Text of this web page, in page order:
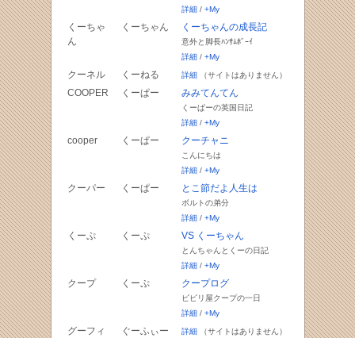
詳細/ +My
くーちゃ
ん
くーちゃん くーちゃんの成長記
意外と脚長ﾊﾝｻﾑﾎﾞｰｲ
詳細/ +My
クーネル くーねる 詳細（サイトはありません）
COOPER くーぱー みみてんてん
くーぱーの英国日記
詳細/ +My
cooper くーぱー クーチャニ
こんにちは
詳細/ +My
クーパー くーぱー とこ節だよ人生は
ボルトの弟分
詳細/ +My
くーぷ くーぷ VS くーちゃん
とんちゃんとくーの日記
詳細/ +My
クープ くーぷ クープログ
ビビリ屋クープの一日
詳細/ +My
グーフィ
ぐーふぃー 詳細（サイトはありません）